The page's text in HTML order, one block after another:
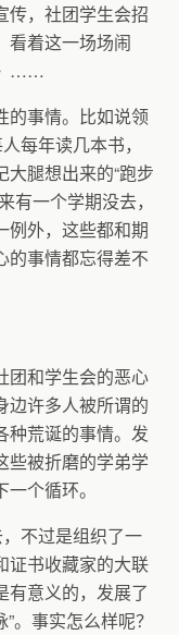
传，社团学生会招
看着这一场场闹
……
的事情。比如说领
每年读几本书，
腿想出来的“跑步
有一个学期没去，
例外，这些都和期
的事情都忘得差不
团和学生会的恶心
边许多人被所谓的
种荒诞的事情。发
些被折磨的学弟学
个循环。
不过是组织了一
证书收藏家的大联
有意义的，发展了
。事实怎么样呢？